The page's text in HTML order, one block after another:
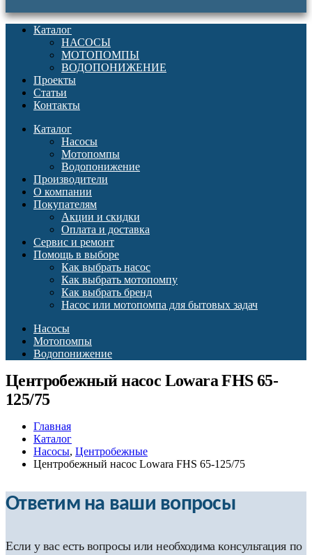
Каталог
НАСОСЫ
МОТОПОМПЫ
ВОДОПОНИЖЕНИЕ
Проекты
Статьи
Контакты
Каталог
Насосы
Мотопомпы
Водопонижение
Производители
О компании
Покупателям
Акции и скидки
Оплата и доставка
Сервис и ремонт
Помощь в выборе
Как выбрать насос
Как выбрать мотопомпу
Как выбрать бренд
Насос или мотопомпа для бытовых задач
Насосы
Мотопомпы
Водопонижение
Центробежный насос Lowara FHS 65-
125/75
Главная
Каталог
Насосы, Центробежные
Центробежный насос Lowara FHS 65-125/75
Ответим на ваши вопросы
Если у вас есть вопросы или необходима консультация по